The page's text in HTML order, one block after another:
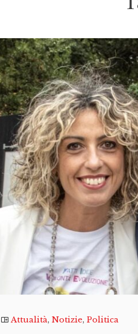
Attualità,Notizie,Politica